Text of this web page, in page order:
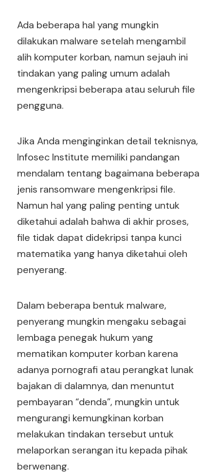
Ada beberapa hal yang mungkin
dilakukan malware setelah mengambil
alih komputer korban, namun sejauh ini
tindakan yang paling umum adalah
mengenkripsi beberapa atau seluruh file
pengguna.
Jika Anda menginginkan detail teknisnya,
Infosec Institute memiliki pandangan
mendalam tentang bagaimana beberapa
jenis ransomware mengenkripsi file.
Namun hal yang paling penting untuk
diketahui adalah bahwa di akhir proses,
file tidak dapat didekripsi tanpa kunci
matematika yang hanya diketahui oleh
penyerang.
Dalam beberapa bentuk malware,
penyerang mungkin mengaku sebagai
lembaga penegak hukum yang
mematikan komputer korban karena
adanya pornografi atau perangkat lunak
bajakan di dalamnya, dan menuntut
pembayaran “denda”, mungkin untuk
mengurangi kemungkinan korban
melakukan tindakan tersebut untuk
melaporkan serangan itu kepada pihak
berwenang.